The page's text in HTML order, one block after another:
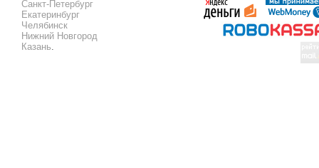
Санкт-Петербург
Екатеринбург
Челябинск
Нижний Новгород
Казань.